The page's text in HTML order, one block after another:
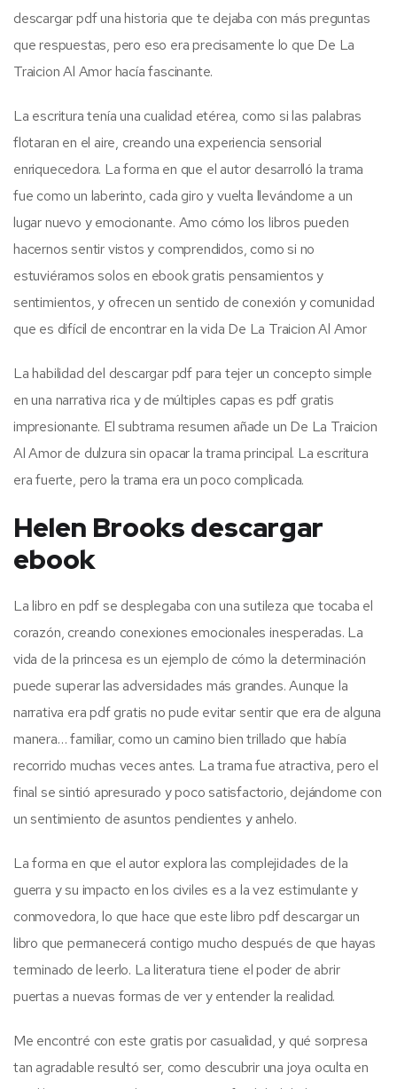
descargar pdf una historia que te dejaba con más preguntas
que respuestas, pero eso era precisamente lo que De La
Traicion Al Amor hacía fascinante.
La escritura tenía una cualidad etérea, como si las palabras
flotaran en el aire, creando una experiencia sensorial
enriquecedora. La forma en que el autor desarrolló la trama
fue como un laberinto, cada giro y vuelta llevándome a un
lugar nuevo y emocionante. Amo cómo los libros pueden
hacernos sentir vistos y comprendidos, como si no
estuviéramos solos en ebook gratis pensamientos y
sentimientos, y ofrecen un sentido de conexión y comunidad
que es difícil de encontrar en la vida De La Traicion Al Amor
La habilidad del descargar pdf para tejer un concepto simple
en una narrativa rica y de múltiples capas es pdf gratis
impresionante. El subtrama resumen añade un De La Traicion
Al Amor de dulzura sin opacar la trama principal. La escritura
era fuerte, pero la trama era un poco complicada.
Helen Brooks descargar
ebook
La libro en pdf se desplegaba con una sutileza que tocaba el
corazón, creando conexiones emocionales inesperadas. La
vida de la princesa es un ejemplo de cómo la determinación
puede superar las adversidades más grandes. Aunque la
narrativa era pdf gratis no pude evitar sentir que era de alguna
manera… familiar, como un camino bien trillado que había
recorrido muchas veces antes. La trama fue atractiva, pero el
final se sintió apresurado y poco satisfactorio, dejándome con
un sentimiento de asuntos pendientes y anhelo.
La forma en que el autor explora las complejidades de la
guerra y su impacto en los civiles es a la vez estimulante y
conmovedora, lo que hace que este libro pdf descargar un
libro que permanecerá contigo mucho después de que hayas
terminado de leerlo. La literatura tiene el poder de abrir
puertas a nuevas formas de ver y entender la realidad.
Me encontré con este gratis por casualidad, y qué sorpresa
tan agradable resultó ser, como descubrir una joya oculta en